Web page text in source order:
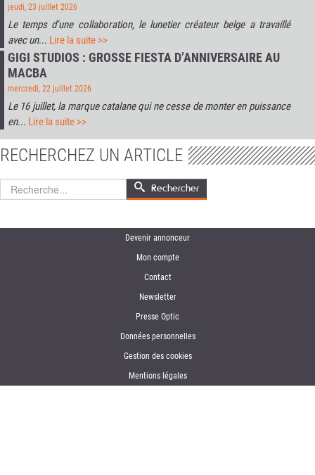
jeudi, 23 juillet 2026
Le temps d'une collaboration, le lunetier créateur belge a travaillé
avec un... Lire la suite >>
GIGI STUDIOS : GROSSE FIESTA D’ANNIVERSAIRE AU
MACBA
mercredi, 22 juillet 2026
Le 16 juillet, la marque catalane qui ne cesse de monter en puissance
en... Lire la suite >>
RECHERCHEZ UN ARTICLE
Rechercher Rechercher
Devenir annonceur
Mon compte
Contact
Newsletter
Presse Optic
Données personnelles
Gestion des cookies
Mentions légales